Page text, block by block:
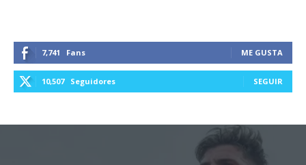
7,741 Fans ME GUSTA
10,507 Seguidores SEGUIR